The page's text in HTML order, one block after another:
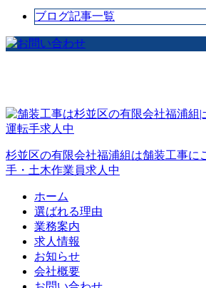
ブログ記事一覧
杉並区の有限会社福浦組は舗装工事に
手・土木作業員求人中
ホーム
選ばれる理由
業務案内
求人情報
お知らせ
会社概要